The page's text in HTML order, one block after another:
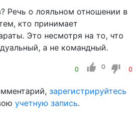
Речь о лояльном отношении в
кто принимает
Это несмотря на то, что
а не командный.
0 0 0
зарегистрируйтесь
учетную запись.